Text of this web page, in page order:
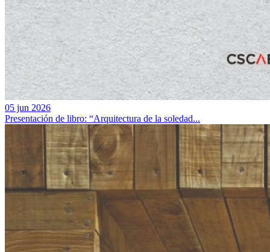
05 jun 2026
Presentación de libro: “Arquitectura de la soledad...